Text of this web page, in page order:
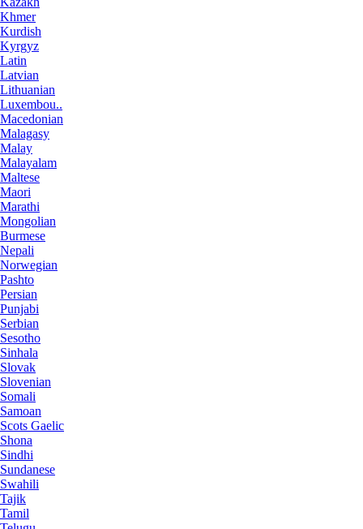
Khmer
Kurdish
Kyrgyz
Latin
Latvian
Lithuanian
Luxembou..
Macedonian
Malagasy
Malay
Malayalam
Maltese
Maori
Marathi
Mongolian
Burmese
Nepali
Norwegian
Pashto
Persian
Punjabi
Serbian
Sesotho
Sinhala
Slovak
Slovenian
Somali
Samoan
Scots Gaelic
Shona
Sindhi
Sundanese
Swahili
Tajik
Tamil